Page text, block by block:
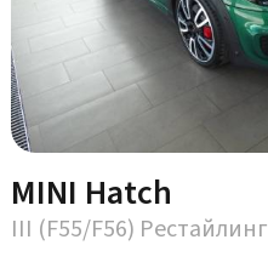
MINI Hatch
III (F55/F56) Рестайлинг